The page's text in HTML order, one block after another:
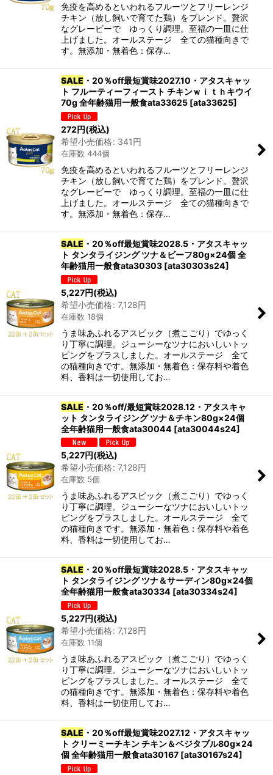
免疫を高めるといわれるフルーツとフリーレンジ
チキン（放し飼いで育てた鶏）をブレンド。贅沢
なグレービーで ゆっくり調理。至福の一皿に仕
上げました。オールステージ 全ての猫種向きで
す。無添加・無着色：保存…
SALE ・20％off最短賞味2027.10・アタスキャッ
ト フルーティーフィースト チキンｗｉｔｈキウイ
70g 全年齢猫用一般食ata33625 [ata33625]
272円(税込)
希望小売価格: 341円
在庫数 444個
免疫を高めるといわれるフルーツとフリーレンジ
チキン（放し飼いで育てた鶏）をブレンド。贅沢
なグレービーで ゆっくり調理。至福の一皿に仕
上げました。オールステージ 全ての猫種向きで
す。無添加・無着色：保存…
SALE ・20％off最短賞味2028.5・アタスキャッ
ト タンタライジング ツナ＆ビーフ80g×24個 全
年齢猫用一般食ata30303 [ata30303s24]
5,227円(税込)
希望小売価格: 7,128円
在庫数 18個
うま味あふれるアスピック（煮こごり）でゆっく
り丁寧に調理。ジューシーなツナにおいしいトッ
ピングをプラスしました。オールステージ 全て
の猫種向きです。無添加・無着色：保存料や着色
料、香料は一切使用してお…
SALE ・20％off/最短賞味2028.12・アタスキャ
ット タンタライジング ツナ＆チキン80g×24個
全年齢猫用一般食ata30044 [ata30044s24]
5,227円(税込)
希望小売価格: 7,128円
在庫数 5個
うま味あふれるアスピック（煮こごり）でゆっく
り丁寧に調理。ジューシーなツナにおいしいトッ
ピングをプラスしました。オールステージ 全て
の猫種向きです。無添加・無着色：保存料や着色
料、香料は一切使用してお…
SALE ・20％off最短賞味2028.5・アタスキャッ
ト タンタライジング ツナ＆サーディン80g×24個
全年齢猫用一般食ata30334 [ata30334s24]
5,227円(税込)
希望小売価格: 7,128円
在庫数 11個
うま味あふれるアスピック（煮こごり）でゆっく
り丁寧に調理。ジューシーなツナにおいしいトッ
ピングをプラスしました。オールステージ 全て
の猫種向きです。無添加・無着色：保存料や着色
料、香料は一切使用してお…
SALE ・20％off最短賞味2027.12・アタスキャッ
ト クリーミーチキン チキン＆ベジタブル80g×24
個 全年齢猫用一般食ata30167 [ata30167s24]